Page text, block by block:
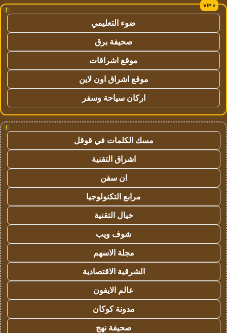
!
ضوء التعليمي
صحيفة برق
موقع اشراقات
موقع اشراق اون لاين
اركان سياحة وسفر
!
مسك الكلمات في قوقل
اشراق التقنية
ان سفن
مرابع التكنولوجيا
خيال التقنية
شوف ويب
مجلة الاسهم
الشرقية الاقتصادية
عالم الايفون
مدونة كوكان
صحيفة نهج